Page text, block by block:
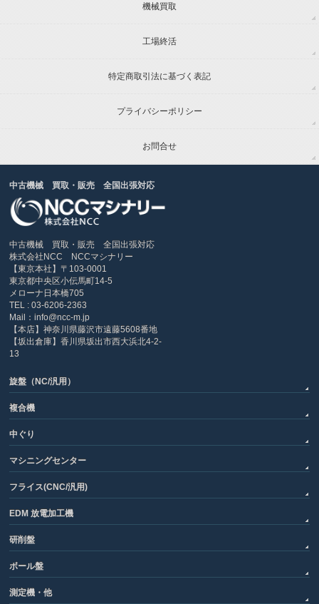
機械買取
工場終活
特定商取引法に基づく表記
プライバシーポリシー
お問合せ
中古機械 買取・販売 全国出張対応
中古機械 買取・販売 全国出張対応
株式会社NCC NCCマシナリー
【東京本社】〒103-0001
東京都中央区小伝馬町14-5
メローナ日本橋705
TEL : 03-6206-2363
Mail：info@ncc-m.jp
【本店】神奈川県藤沢市遠藤5608番地
【坂出倉庫】香川県坂出市西大浜北4-2-
13
旋盤（NC/汎用）
複合機
中ぐり
マシニングセンター
フライス(CNC/汎用)
EDM 放電加工機
研削盤
ボール盤
測定機・他